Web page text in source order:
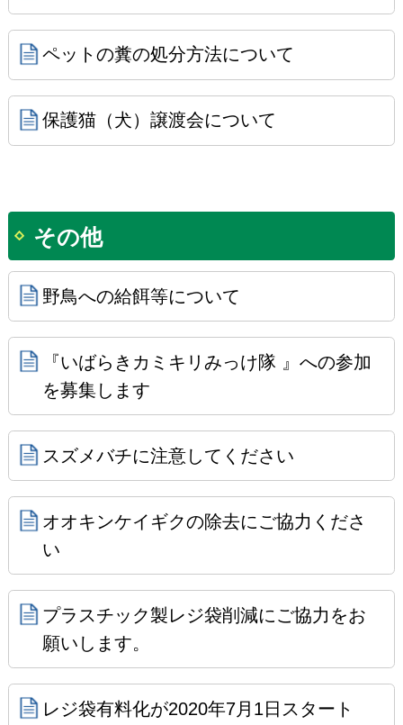
ペットの糞の処分方法について
保護猫（犬）譲渡会について
その他
野鳥への給餌等について
『いばらきカミキリみっけ隊 』への参加
を募集します
スズメバチに注意してください
オオキンケイギクの除去にご協力くださ
い
プラスチック製レジ袋削減にご協力をお
願いします。
レジ袋有料化が2020年7月1日スタート